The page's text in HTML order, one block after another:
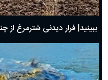
ببینید| فرار دیدنی شترمرغ از